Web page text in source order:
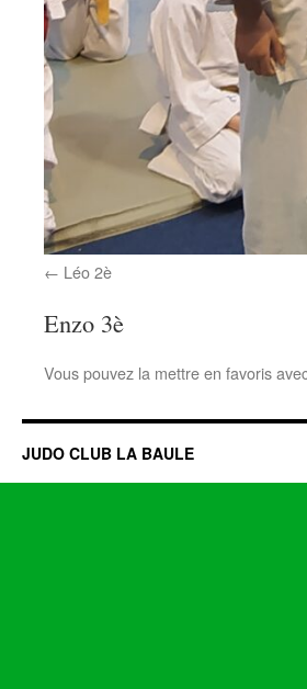
Léo 2è
Enzo 3è
Vous pouvez la mettre en favoris
JUDO CLUB LA BAULE